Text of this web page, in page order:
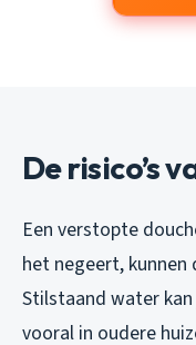
De risico’s
Een verstopte
het negeert, kunnen
Stilstaand water
vooral in oudere